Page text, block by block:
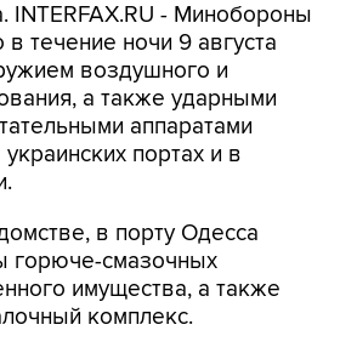
INTERFAX.RU - Минобороны
течение ночи 9 августа
воздушного и
а также ударными
аппаратами
портах и в
в порту Одесса
горюче-смазочных
имущества, а также
комплекс.